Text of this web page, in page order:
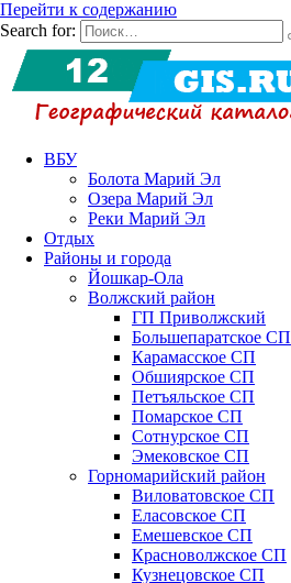
Перейти к содержанию
Search for:
ВБУ
Болота Марий Эл
Озера Марий Эл
Реки Марий Эл
Отдых
Районы и города
Йошкар-Ола
Волжский район
ГП Приволжский
Большепаратское СП
Карамасское СП
Обшиярское СП
Петъяльское СП
Помарское СП
Сотнурское СП
Эмековское СП
Горномарийский район
Виловатовское СП
Еласовское СП
Емешевское СП
Красноволжское СП
Кузнецовское СП